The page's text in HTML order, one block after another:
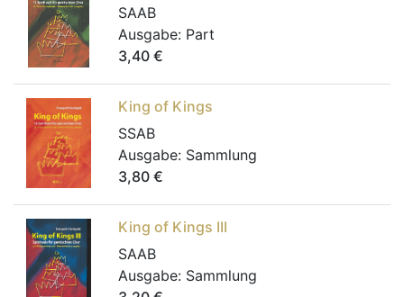
SAAB
Ausgabe: Part
3,40 €
King of Kings
SSAB
Ausgabe: Sammlung
3,80 €
King of Kings III
SAAB
Ausgabe: Sammlung